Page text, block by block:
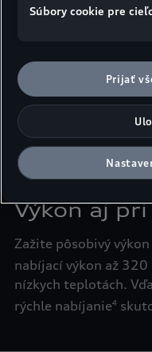
Výkon aj
Zažite pôsobivý
nabíjací výkon až 320
nízkych teplotách.
rýchle nabíjanie4
Súbory cookie pre
Prijať